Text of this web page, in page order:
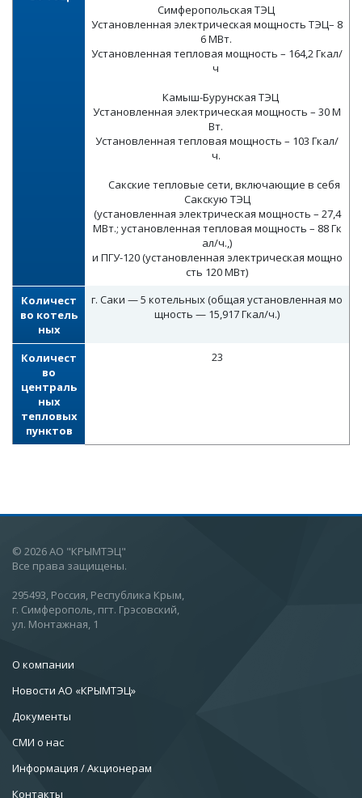
Симферопольская ТЭЦ
Установленная электрическая мощность ТЭЦ– 8
6 МВт.
Установленная тепловая мощность – 164,2 Гкал/
ч
Камыш-Бурунская ТЭЦ
Установленная электрическая мощность – 30 М
Вт.
Установленная тепловая мощность – 103 Гкал/
ч.
Сакские тепловые сети, включающие в себя
Сакскую ТЭЦ
(установленная электрическая мощность – 27,4
МВт.; установленная тепловая мощность – 88 Гк
ал/ч.,)
и ПГУ-120 (установленная электрическая мощно
сть 120 МВт)
Количест
во котель
ных
г. Саки — 5 котельных (общая установленная мо
щность — 15,917 Гкал/ч.)
Количест
во
централь
ных
тепловых
пунктов
23
© 2026 АО "КРЫМТЭЦ"
Все права защищены.
295493, Россия, Республика Крым,
г. Симферополь, пгт. Грэсовский,
ул. Монтажная, 1
О компании
Новости АО «КРЫМТЭЦ»
Документы
СМИ о нас
Информация / Акционерам
Контакты